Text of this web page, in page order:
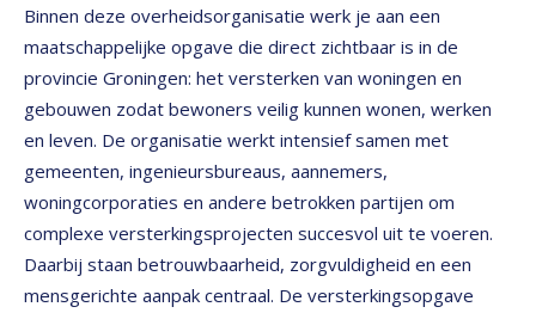
Binnen deze overheidsorganisatie werk je aan een
maatschappelijke opgave die direct zichtbaar is in de
provincie Groningen: het versterken van woningen en
gebouwen zodat bewoners veilig kunnen wonen, werken
en leven. De organisatie werkt intensief samen met
gemeenten, ingenieursbureaus, aannemers,
woningcorporaties en andere betrokken partijen om
complexe versterkingsprojecten succesvol uit te voeren.
Daarbij staan betrouwbaarheid, zorgvuldigheid en een
mensgerichte aanpak centraal. De versterkingsopgave